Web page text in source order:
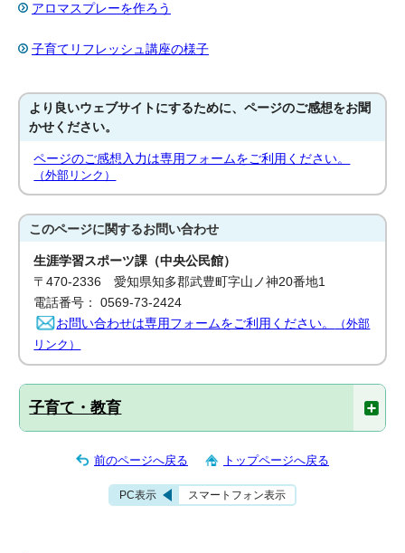
アロマスプレーを作ろう
子育てリフレッシュ講座の様子
より良いウェブサイトにするために、ページのご感想をお聞
かせください。
ページのご感想入力は専用フォームをご利用ください。
（外部リンク）
このページに関するお問い合わせ
生涯学習スポーツ課（中央公民館）
〒470-2336 愛知県知多郡武豊町字山ノ神20番地1
電話番号： 0569-73-2424
お問い合わせは専用フォームをご利用ください。
（外部
リンク）
子育て・教育
前のページへ戻る トップページへ戻る
PC表示 スマートフォン表示